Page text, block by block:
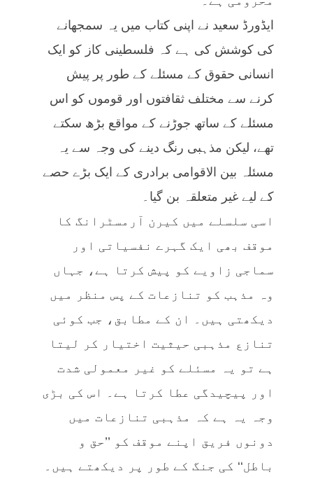
ایڈورڈ سعید نے اپنی کتاب میں یہ سمجھانے
کی کوشش کی ہے کہ فلسطینی کاز کو ایک
انسانی حقوق کے مسئلے کے طور پر پیش
کرنے سے مختلف ثقافتوں اور قوموں کو اس
مسئلے کے ساتھ جوڑنے کے مواقع بڑھ سکتے
تھے، لیکن مذہبی رنگ دینے کی وجہ سے یہ
مسئلہ بین الاقوامی برادری کے ایک بڑے حصے
کے لیے غیر متعلقہ بن گیا۔
اسی سلسلے میں کیرن آرمسٹرانگ کا
موقف بھی ایک گہرے نفسیاتی اور
سماجی زاویے کو پیش کرتا ہے، جہاں
وہ مذہب کو تنازعات کے پس منظر میں
دیکھتی ہیں۔ ان کے مطابق، جب کوئی
تنازع مذہبی حیثیت اختیار کر لیتا
ہے تو یہ مسئلے کو غیر معمولی شدت
اور پیچیدگی عطا کرتا ہے۔ اس کی بڑی
وجہ یہ ہے کہ مذہبی تنازعات میں
دونوں فریق اپنے موقف کو ’’حق و
باطل‘‘ کی جنگ کے طور پر دیکھتے ہیں۔